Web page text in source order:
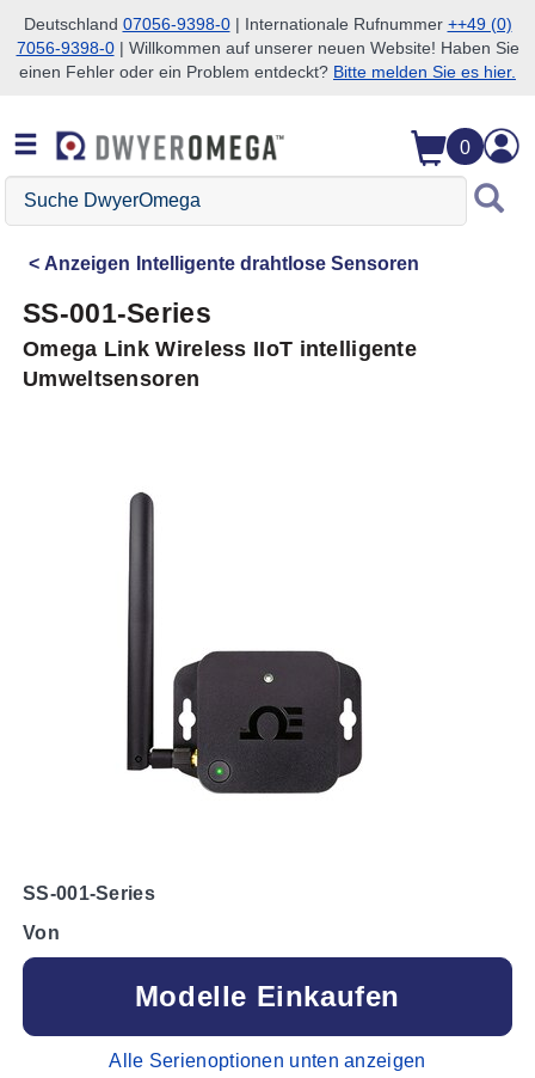
Zum Suchen überspringen
Zum Hauptinhalt überspringen
Zur Navigation überspringen
Deutschland 07056-9398-0| Internationale Rufnummer ++49 (0)
7056-9398-0| Willkommen auf unserer neuen Website! Haben Sie
einen Fehler oder ein Problem entdeckt? Bitte melden Sie es hier.
0
Suche
DwyerOmega
Anzeigen Intelligente drahtlose Sensoren
SS-001-Series
Omega Link Wireless IIoT intelligente
Umweltsensoren
SS-001-Series
Von
Modelle Einkaufen
Alle Serienoptionen unten anzeigen